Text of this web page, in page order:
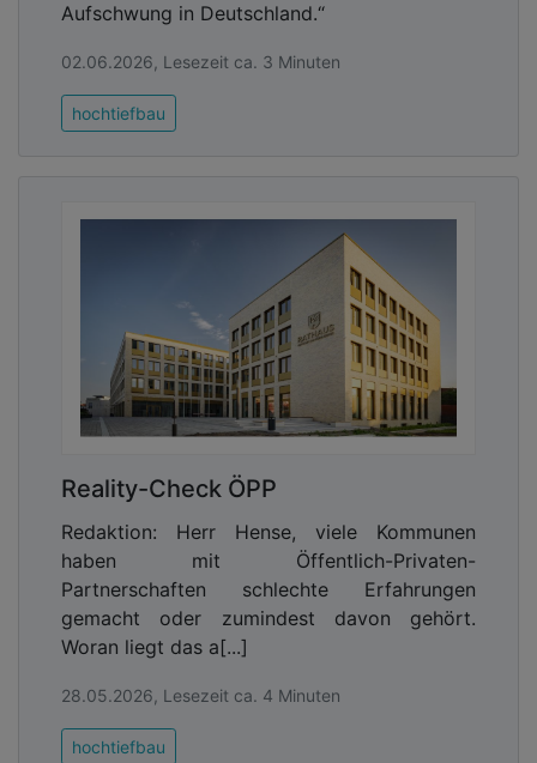
Aufschwung in Deutschland.“
02.06.2026, Lesezeit ca. 3 Minuten
hochtiefbau
Reality-Check ÖPP
Redaktion: Herr Hense, viele Kommunen
haben mit Öffentlich-Privaten-
Partnerschaften schlechte Erfahrungen
gemacht oder zumindest davon gehört.
Woran liegt das a[...]
28.05.2026, Lesezeit ca. 4 Minuten
hochtiefbau